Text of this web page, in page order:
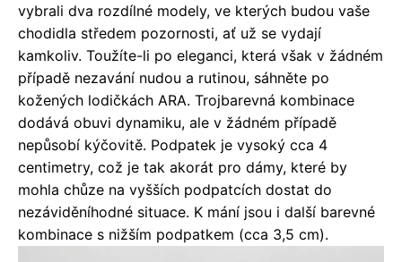
vybrali dva rozdílné modely, ve kterých budou vaše
chodidla středem pozornosti, ať už se vydají
kamkoliv. Toužíte-li po eleganci, která však v žádném
případě nezavání nudou a rutinou, sáhněte po
kožených lodičkách ARA. Trojbarevná kombinace
dodává obuvi dynamiku, ale v žádném případě
nepůsobí kýčovitě. Podpatek je vysoký cca 4
centimetry, což je tak akorát pro dámy, které by
mohla chůze na vyšších podpatcích dostat do
nezáviděníhodné situace. K mání jsou i další barevné
kombinace s nižším podpatkem (cca 3,5 cm).